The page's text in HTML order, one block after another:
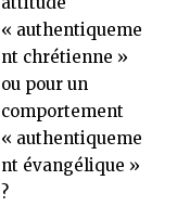
« authentiqueme
nt chrétienne »
ou pour un
comportement
« authentiqueme
nt évangélique »
?